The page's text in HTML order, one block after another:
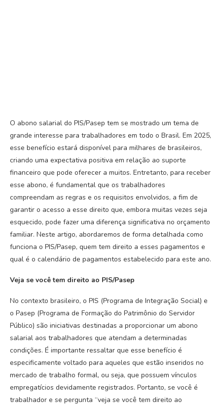
O abono salarial do PIS/Pasep tem se mostrado um tema de
grande interesse para trabalhadores em todo o Brasil. Em 2025,
esse benefício estará disponível para milhares de brasileiros,
criando uma expectativa positiva em relação ao suporte
financeiro que pode oferecer a muitos. Entretanto, para receber
esse abono, é fundamental que os trabalhadores
compreendam as regras e os requisitos envolvidos, a fim de
garantir o acesso a esse direito que, embora muitas vezes seja
esquecido, pode fazer uma diferença significativa no orçamento
familiar. Neste artigo, abordaremos de forma detalhada como
funciona o PIS/Pasep, quem tem direito a esses pagamentos e
qual é o calendário de pagamentos estabelecido para este ano.
Veja se você tem direito ao PIS/Pasep
No contexto brasileiro, o PIS (Programa de Integração Social) e
o Pasep (Programa de Formação do Patrimônio do Servidor
Público) são iniciativas destinadas a proporcionar um abono
salarial aos trabalhadores que atendam a determinadas
condições. É importante ressaltar que esse benefício é
especificamente voltado para aqueles que estão inseridos no
mercado de trabalho formal, ou seja, que possuem vínculos
empregatícios devidamente registrados. Portanto, se você é
trabalhador e se pergunta “veja se você tem direito ao